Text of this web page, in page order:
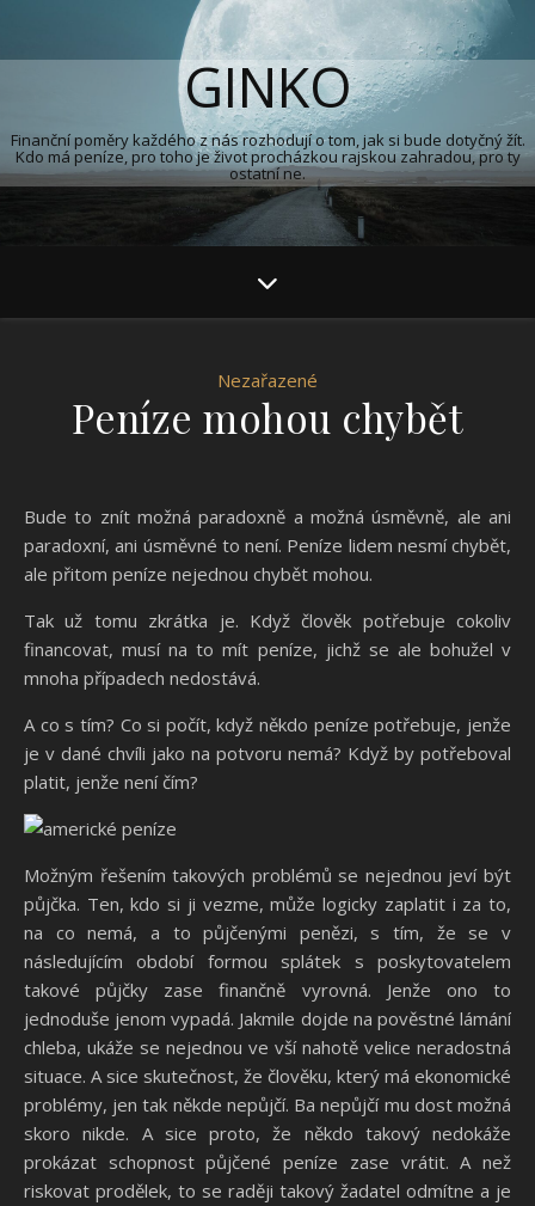
GINKO
Finanční poměry každého z nás rozhodují o tom, jak si bude dotyčný žít.
Kdo má peníze, pro toho je život procházkou rajskou zahradou, pro ty
ostatní ne.
Nezařazené
Peníze mohou chybět
Bude to znít možná paradoxně a možná úsměvně, ale ani
paradoxní, ani úsměvné to není. Peníze lidem nesmí chybět,
ale přitom peníze nejednou chybět mohou.
Tak už tomu zkrátka je. Když člověk potřebuje cokoliv
financovat, musí na to mít peníze, jichž se ale bohužel v
mnoha případech nedostává.
A co s tím? Co si počít, když někdo peníze potřebuje, jenže
je v dané chvíli jako na potvoru nemá? Když by potřeboval
platit, jenže není čím?
Možným řešením takových problémů se nejednou jeví být
půjčka. Ten, kdo si ji vezme, může logicky zaplatit i za to,
na co nemá, a to půjčenými penězi, s tím, že se v
následujícím období formou splátek s poskytovatelem
takové půjčky zase finančně vyrovná. Jenže ono to
jednoduše jenom vypadá. Jakmile dojde na pověstné lámání
chleba, ukáže se nejednou ve vší nahotě velice neradostná
situace. A sice skutečnost, že člověku, který má ekonomické
problémy, jen tak někde nepůjčí. Ba nepůjčí mu dost možná
skoro nikde. A sice proto, že někdo takový nedokáže
prokázat schopnost půjčené peníze zase vrátit. A než
riskovat prodělek, to se raději takový žadatel odmítne a je